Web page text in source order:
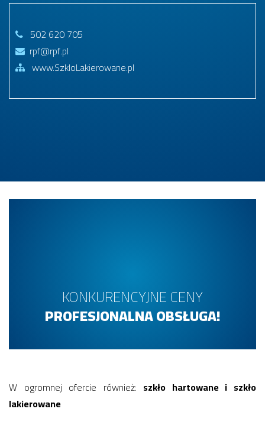
502 620 705
rpf@rpf.pl
www.SzkloLakierowane.pl
KONKURENCYJNE CENY
PROFESJONALNA OBSŁUGA!
W ogromnej ofercie również: szkło hartowane i szkło
lakierowane